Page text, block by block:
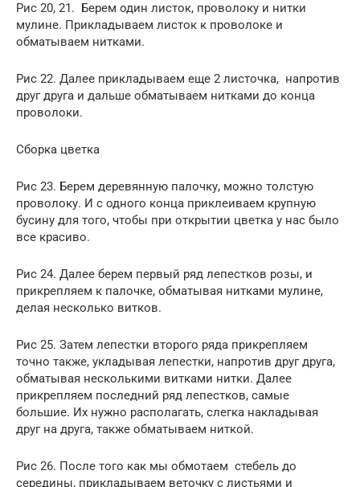
Рис 20, 21. Берем один листок, проволоку и нитки
мулине. Прикладываем листок к проволоке и
обматываем нитками.
Рис 22. Далее прикладываем еще 2 листочка, напротив
друг друга и дальше обматываем нитками до конца
проволоки.
Сборка цветка
Рис 23. Берем деревянную палочку, можно толстую
проволоку. И с одного конца приклеиваем крупную
бусину для того, чтобы при открытии цветка у нас было
все красиво.
Рис 24. Далее берем первый ряд лепестков розы, и
прикрепляем к палочке, обматывая нитками мулине,
делая несколько витков.
Рис 25. Затем лепестки второго ряда прикрепляем
точно также, укладывая лепестки, напротив друг друга,
обматывая несколькими витками нитки. Далее
прикрепляем последний ряд лепестков, самые
большие. Их нужно располагать, слегка накладывая
друг на друга, также обматываем ниткой.
Рис 26. После того как мы обмотаем стебель до
середины, прикладываем веточку с листьями и